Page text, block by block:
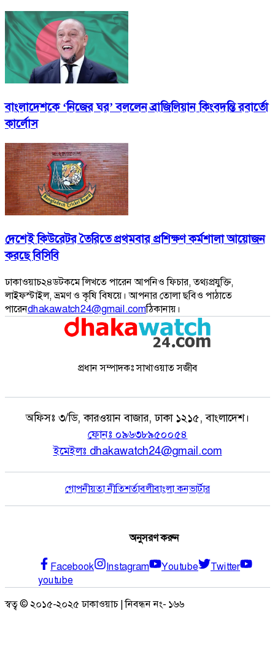
বাংলাদেশকে ‘নিজের ঘর’ বললেন ব্রাজিলিয়ান কিংবদন্তি রবার্তো
কার্লোস
দেশেই কিউরেটর তৈরিতে প্রথমবার প্রশিক্ষণ কর্মশালা আয়োজন
করছে বিসিবি
ঢাকাওয়াচ২৪ডটকমে লিখতে পারেন আপনিও ফিচার, তথ্যপ্রযুক্তি,
লাইফস্টাইল, ভ্রমণ ও কৃষি বিষয়ে। আপনার তোলা ছবিও পাঠাতে
পারেনdhakawatch24@gmail.comঠিকানায়।
প্রধান সম্পাদকঃ সাখাওয়াত সজীব
অফিসঃ ৩/ডি, কারওয়ান বাজার, ঢাকা ১২১৫, বাংলাদেশ।
ফোনঃ ০৯৬৩৮৯৫০০৫৪
ইমেইলঃ dhakawatch24@gmail.com
গোপনীয়তা নীতিশর্তাবলীবাংলা কনভার্টার
অনুসরণ করুন
Facebook Instagram Youtube
Twitter
youtube
স্বত্ব © ২০১৫-২০২৫ ঢাকাওয়াচ | নিবন্ধন নং- ১৬৬